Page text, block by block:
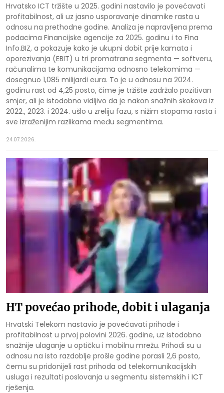
Hrvatsko ICT tržište u 2025. godini nastavilo je povećavati
profitabilnost, ali uz jasno usporavanje dinamike rasta u
odnosu na prethodne godine. Analiza je napravljena prema
podacima Financijske agencije za 2025. godinu i to Fina
Info.BIZ, a pokazuje kako je ukupni dobit prije kamata i
oporezivanja (EBIT) u tri promatrana segmenta — softveru,
računalima te komunikacijama odnosno telekomima —
dosegnuo 1,085 milijardi eura. To je u odnosu na 2024.
godinu rast od 4,25 posto, čime je tržište zadržalo pozitivan
smjer, ali je istodobno vidljivo da je nakon snažnih skokova iz
2022., 2023. i 2024. ušlo u zreliju fazu, s nižim stopama rasta i
sve izraženijim razlikama među segmentima.
24.07.2026.
HT povećao prihode, dobit i ulaganja
Hrvatski Telekom nastavio je povećavati prihode i
profitabilnost u prvoj polovini 2026. godine, uz istodobno
snažnije ulaganje u optičku i mobilnu mrežu. Prihodi su u
odnosu na isto razdoblje prošle godine porasli 2,6 posto,
čemu su pridonijeli rast prihoda od telekomunikacijskih
usluga i rezultati poslovanja u segmentu sistemskih i ICT
rješenja.